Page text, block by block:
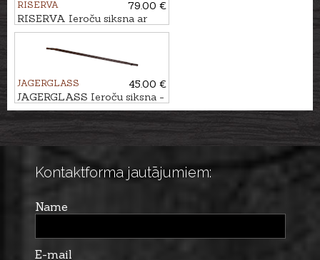
RISERVA
79.00 €
RISERVA Ieroču siksna ar
caurumu
JAGERGLASS
45.00 €
JAGERGLASS Ieroču siksna -
regulējama
Kontaktforma jautājumiem:
Name
E-mail